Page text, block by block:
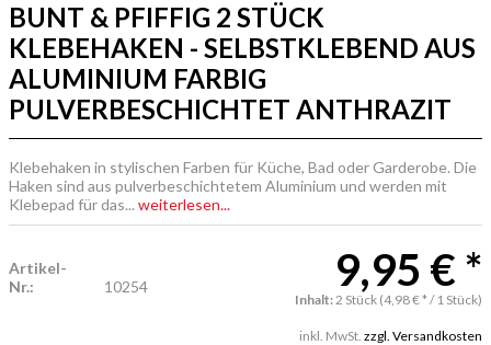
BUNT & PFIFFIG 2 STÜCK
KLEBEHAKEN - SELBSTKLEBEND AUS
ALUMINIUM FARBIG
PULVERBESCHICHTET ANTHRAZIT
Klebehaken in stylischen Farben für Küche, Bad oder Garderobe. Die
Haken sind aus pulverbeschichtetem Aluminium und werden mit
Klebepad für das... weiterlesen...
Artikel-
Nr.:
10254 9,95 € *
Inhalt:2 Stück (4,98 € * / 1 Stück)
inkl. MwSt. zzgl. Versandkosten